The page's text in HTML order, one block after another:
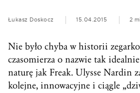
Łukasz Doskocz 15.04.2015 2
Nie było chyba w historii
czasomierza o nazwie tak
naturę jak Freak. Ulysse Nardin
kolejne, innowacyjne i ciągle